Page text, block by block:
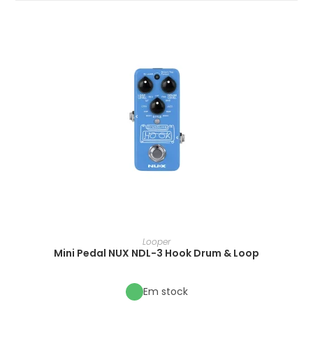
Looper
Mini Pedal NUX NDL-3 Hook Drum & Loop
Em stock